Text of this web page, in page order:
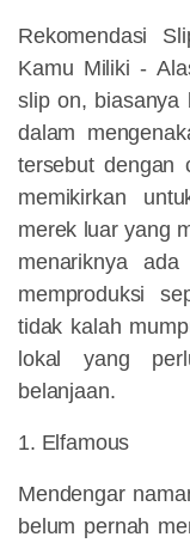
Rekomendasi
Kamu Miliki -
slip on, biasanya
dalam
tersebut dengan
memikirkan
merek luar yang
menariknya
memproduksi
tidak kalah
lokal yang
belanjaan.
1. Elfamous
Mendengar
belum pernah